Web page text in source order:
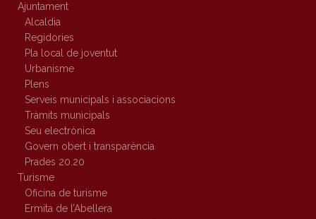
Ajuntament
Alcaldia
Regidories
Pla local de joventut
Urbanisme
Plens
Serveis municipals i associacions
Tràmits municipals
Seu electrònica
Govern obert i transparència
Prades 20.20
Turisme
Oficina de turisme
Ermita de l’Abellera